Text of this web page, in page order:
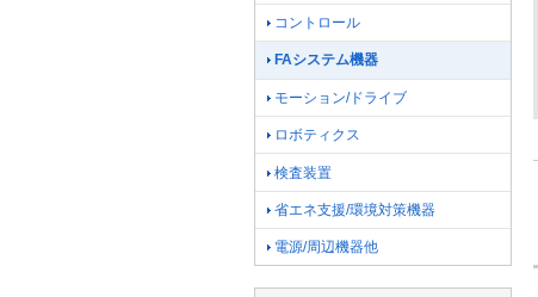
コントロール
FAシステム機器
モーション/ドライブ
ロボティクス
検査装置
省エネ支援/環境対策機器
電源/周辺機器他